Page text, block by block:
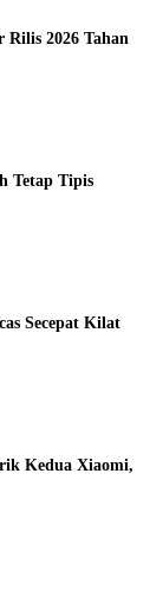
Rilis 2026 Tahan
Tetap Tipis
Secepat Kilat
Kedua Xiaomi,